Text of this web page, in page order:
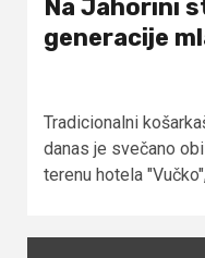
Na Jahorini
generacije
Tradicionalni
danas je svečano
terenu hotela